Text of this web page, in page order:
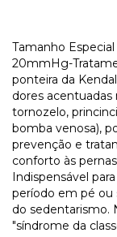
Tamanho
20mmHg-
ponteira da
dores acentuadas
tornozelo,
bomba venosa),
prevenção e
conforto às
Indispensável
período em pé ou
do sedentarismo.
"síndrome da